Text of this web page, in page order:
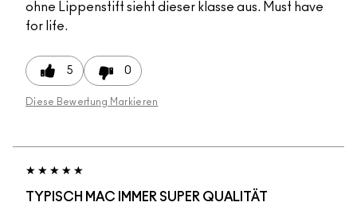
ohne Lippenstift sieht dieser klasse aus. Must have
for life.
5 0
Diese Bewertung Markieren
TYPISCH MAC IMMER SUPER QUALITÄT